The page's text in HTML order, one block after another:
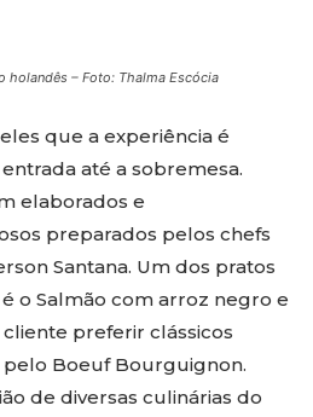
holandês – Foto: Thalma Escócia
que a experiência é
até a sobremesa.
elaborados e
preparados pelos chefs
Santana. Um dos pratos
o Salmão com arroz negro e
preferir clássicos
Boeuf Bourguignon.
de diversas culinárias do